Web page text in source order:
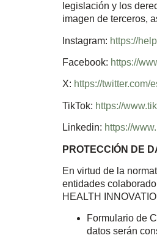
legislación y los
imagen de terceros,
Instagram: https://
Facebook: https://
X: https://twitter.com/
TikTok: https://
Linkedin: https://
PROTECCIÓN DE
En virtud de la
entidades
HEALTH
Formulario de
datos serán